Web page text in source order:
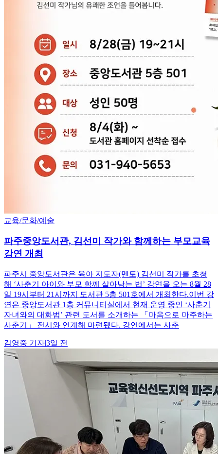
교육/문화/예술
파주중앙도서관, 김선미 작가와 함께하는 부모교육
강연 개최
파주시 중앙도서관은 육아 지도자(멘토) 김선미 작가를 초청
해 ‘사춘기 아이와 부모 함께 살아남는 법’ 강연을 오는 8월 28
일 19시부터 21시까지 도서관 5층 501호에서 개최한다.이번 강
연은 중앙도서관 1층 커뮤니티실에서 현재 운영 중인 ‘사춘기
자녀와의 대화법’ 관련 도서를 소개하는 「마음으로 마주하는
사춘기」 전시와 연계해 마련됐다. 강연에서는 사춘
김영중 기자|3일 전